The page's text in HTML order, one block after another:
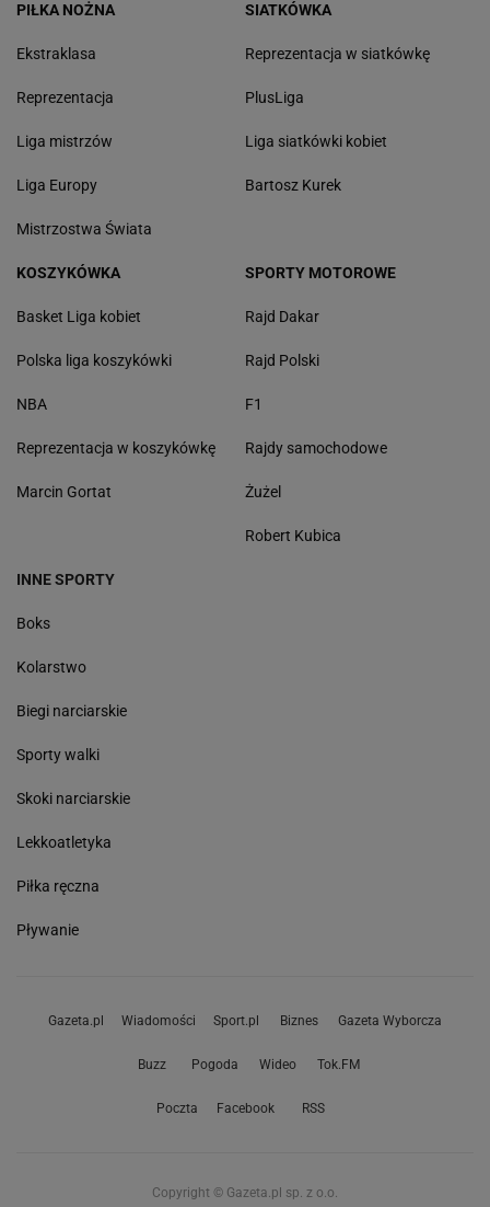
PIŁKA NOŻNA
Ekstraklasa
Reprezentacja
Liga mistrzów
Liga Europy
Mistrzostwa Świata
SIATKÓWKA
Reprezentacja w siatkówkę
PlusLiga
Liga siatkówki kobiet
Bartosz Kurek
KOSZYKÓWKA
Basket Liga kobiet
Polska liga koszykówki
NBA
Reprezentacja w koszykówkę
Marcin Gortat
SPORTY MOTOROWE
Rajd Dakar
Rajd Polski
F1
Rajdy samochodowe
Żużel
Robert Kubica
INNE SPORTY
Boks
Kolarstwo
Biegi narciarskie
Sporty walki
Skoki narciarskie
Lekkoatletyka
Piłka ręczna
Pływanie
Gazeta.pl Wiadomości Sport.pl Biznes Gazeta Wyborcza
Buzz Pogoda Wideo Tok.FM
Poczta Facebook RSS
Copyright © Gazeta.pl sp. z o.o.